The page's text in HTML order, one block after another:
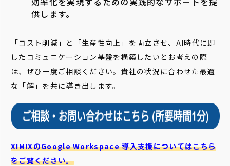
供します。
「コスト削減」と「生産性向上」を両立させ、AI時代に即
したコミュニケーション基盤を構築したいとお考えの際
は、ぜひ一度ご相談ください。貴社の状況に合わせた最適
な「解」を共に導き出します。
XIMIXのGoogle Workspace 導入支援についてはこちら
をご覧ください。